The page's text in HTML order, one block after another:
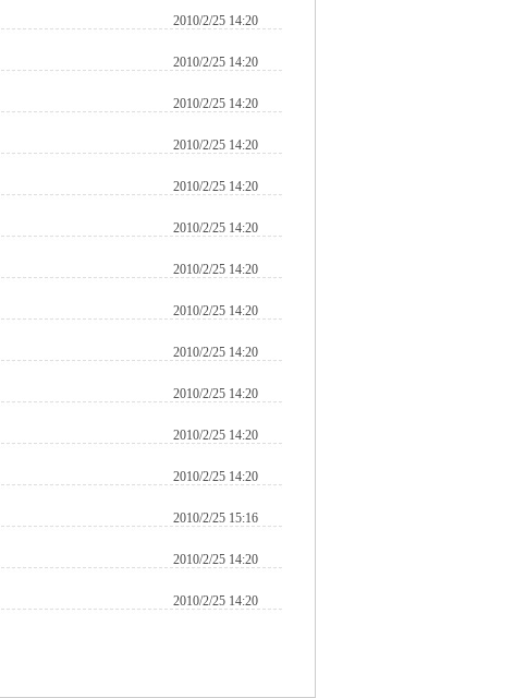
2010/2/25 14:20
2010/2/25 14:20
2010/2/25 14:20
2010/2/25 14:20
2010/2/25 14:20
2010/2/25 14:20
2010/2/25 14:20
2010/2/25 14:20
2010/2/25 14:20
2010/2/25 14:20
2010/2/25 14:20
2010/2/25 14:20
2010/2/25 15:16
2010/2/25 14:20
2010/2/25 14:20